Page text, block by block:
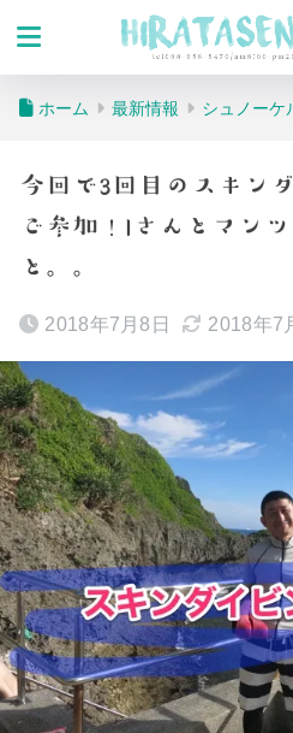
ホーム 最新情報 シュノーケ
今回で3回目のスキン
ご参加！Iさんとマン
と。。
2018年7月8日 2018年7